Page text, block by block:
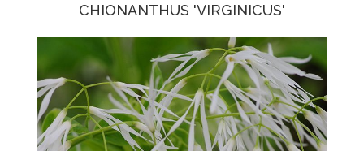
CHIONANTHUS 'VIRGINICUS'